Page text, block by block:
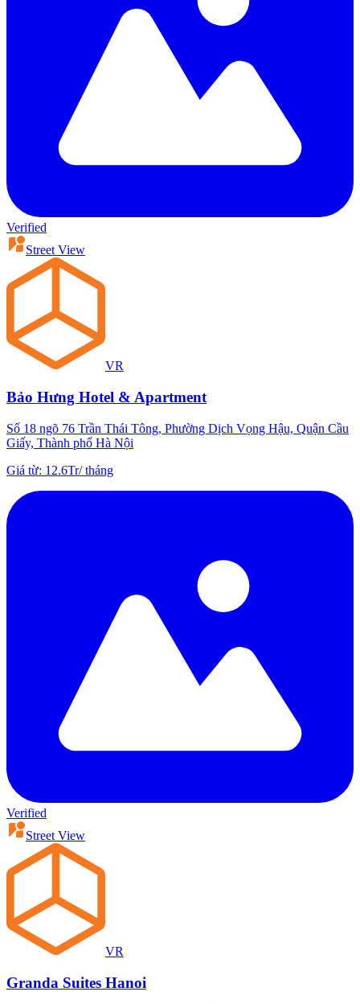
Verified
Street View
VR
Bảo Hưng Hotel & Apartment
Số 18 ngõ 76 Trần Thái Tông, Phường Dịch Vọng Hậu, Quận Cầu
Giấy, Thành phố Hà Nội
Giá từ: 12.6Tr/tháng
Verified
Street View
VR
Granda Suites Hanoi